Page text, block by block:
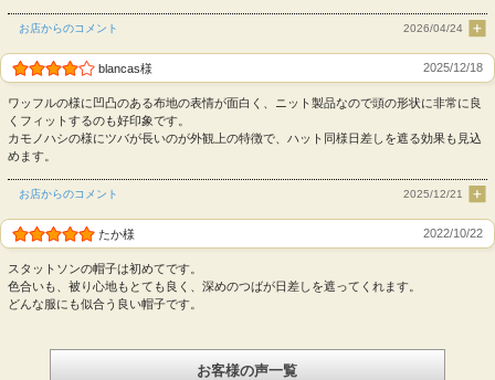
お店からのコメント 2026/04/24
blancas様 2025/12/18
ワッフルの様に凹凸のある布地の表情が面白く、ニット製品なので頭の形状に非常に良
くフィットするのも好印象です。
カモノハシの様にツバが長いのが外観上の特徴で、ハット同様日差しを遮る効果も見込
めます。
お店からのコメント 2025/12/21
たか様 2022/10/22
スタットソンの帽子は初めてです。
色合いも、被り心地もとても良く、深めのつばが日差しを遮ってくれます。
どんな服にも似合う良い帽子です。
お客様の声一覧